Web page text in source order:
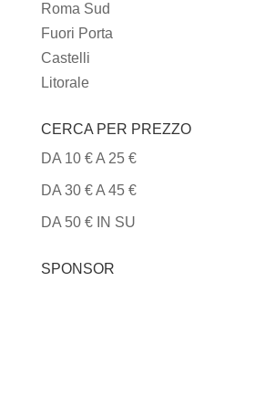
Roma Sud
Fuori Porta
Castelli
Litorale
CERCA PER PREZZO
DA 10 € A 25 €
DA 30 € A 45 €
DA 50 € IN SU
SPONSOR